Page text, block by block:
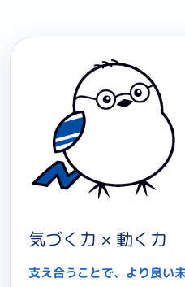
気づく力 × 動く力
支え合うことで、より良い未